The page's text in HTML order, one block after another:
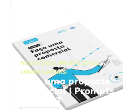
NEGÓCIOS, PROCESSOS
EMPRESARIAIS
Faça uma proposta
comercial | Prompts
ChatGPT